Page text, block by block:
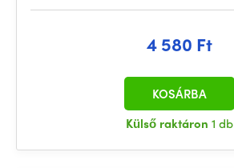
4 580 Ft
Külső raktáron 1 db
KOSÁRBA